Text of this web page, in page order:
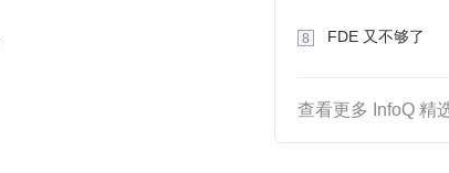
8 FDE 又不够了
查看更多 InfoQ 精